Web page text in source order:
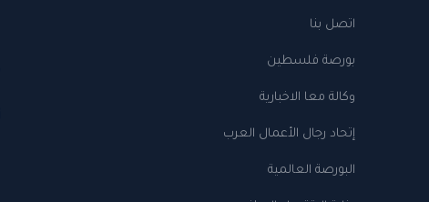
اتصل بنا
بورصة فلسطين
وكالة معا الاخبارية
إتحاد رجال الأعمال العرب
البورصة العالمية